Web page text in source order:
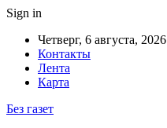
Sign in
Четверг, 6 августа, 2026
Контакты
Лента
Карта
Без газет